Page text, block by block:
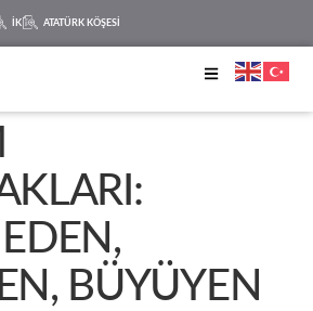
İK ATATÜRK KÖŞESİ
BÜYÜYEN